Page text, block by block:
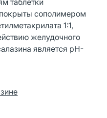
сополимером
1:1,
желудочного
является рН-